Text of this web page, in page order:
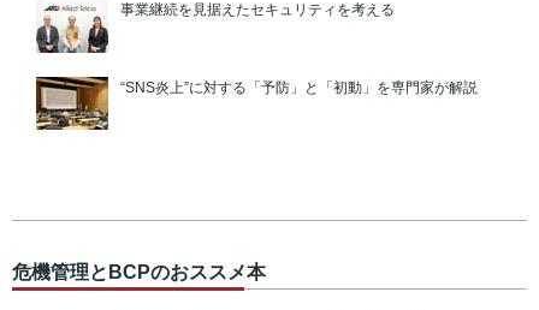
事業継続を見据えたセキュリティを考える
“SNS炎上”に対する「予防」と「初動」を専門家が解説
危機管理とBCPのおススメ本